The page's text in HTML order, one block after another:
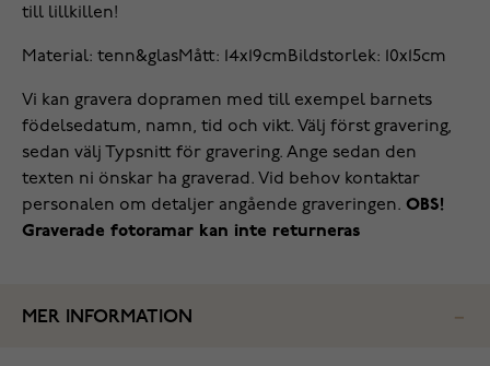
till lillkillen!
Material: tenn&glasMått: 14x19cmBildstorlek: 10x15cm
Vi kan gravera dopramen med till exempel barnets
födelsedatum, namn, tid och vikt. Välj först gravering,
sedan välj Typsnitt för gravering. Ange sedan den
texten ni önskar ha graverad. Vid behov kontaktar
personalen om detaljer angående graveringen. OBS!
Graverade fotoramar kan inte returneras
MER INFORMATION